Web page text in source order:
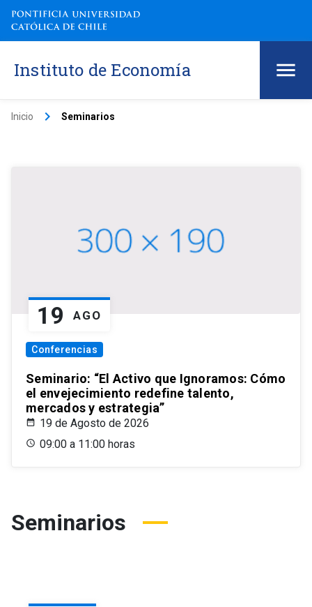
Instituto de Economía
Inicio keyboard_arrow_right Seminarios
19 AGO
Conferencias
Seminario: “El Activo que Ignoramos: Cómo
el envejecimiento redefine talento,
mercados y estrategia”
19 de Agosto de 2026
09:00 a 11:00 horas
Seminarios